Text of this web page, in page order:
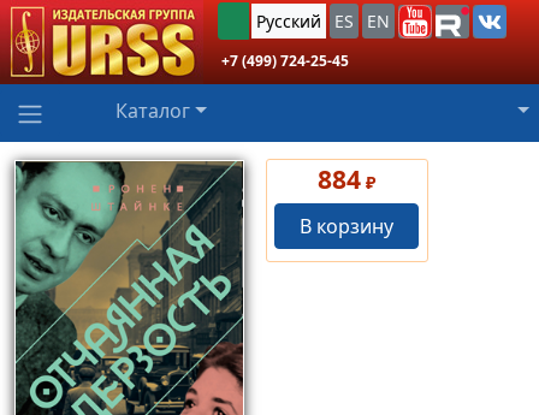
Русский ES EN
+7 (499) 724-25-45
Каталог
884 ₽
В корзину